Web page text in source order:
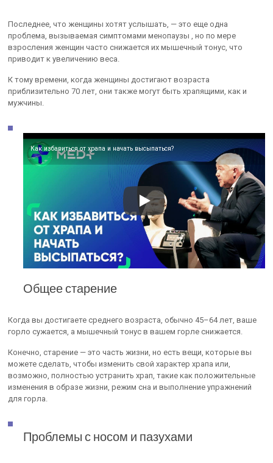
Последнее, что женщины хотят услышать, — это еще одна
проблема, вызываемая симптомами менопаузы , но по мере
взросления женщин часто снижается их мышечный тонус, что
приводит к увеличению веса.
К тому времени, когда женщины достигают возраста
приблизительно 70 лет, они также могут быть храпящими, как и
мужчины.
Как избавиться от храпа и начать высыпаться?
Общее старение
Когда вы достигаете среднего возраста, обычно 45–64 лет, ваше
горло сужается, а мышечный тонус в вашем горле снижается.
Конечно, старение — это часть жизни, но есть вещи, которые вы
можете сделать, чтобы изменить свой характер храпа или,
возможно, полностью устранить храп, такие как положительные
изменения в образе жизни, режим сна и выполнение упражнений
для горла.
Проблемы с носом и пазухами